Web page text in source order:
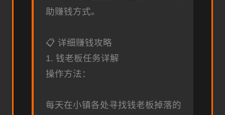
助赚钱方式。
📋 详细赚钱攻略
1. 钱老板任务详解
操作方法：
每天在小镇各处寻找钱老板掉落的